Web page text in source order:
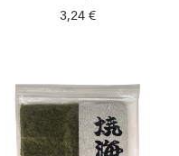
3,24 €